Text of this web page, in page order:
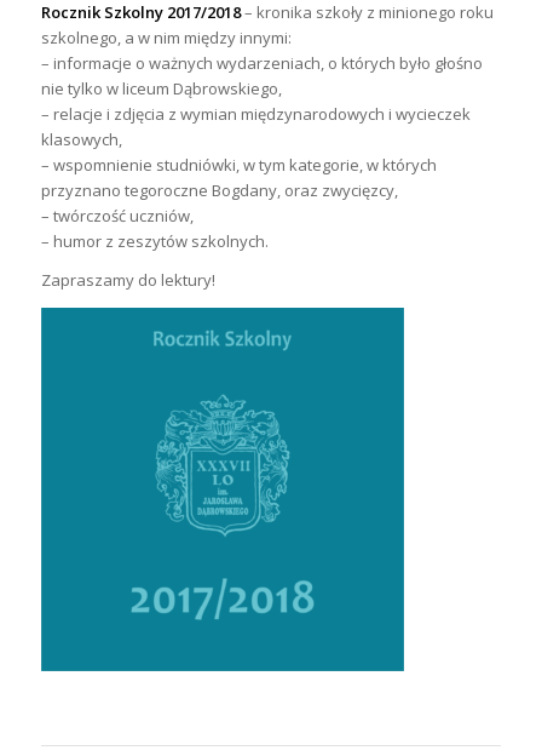
Rocznik Szkolny 2017/2018– kronika szkoły z minionego roku
szkolnego, a w nim między innymi:
– informacje o ważnych wydarzeniach, o których było głośno
nie tylko w liceum Dąbrowskiego,
– relacje i zdjęcia z wymian międzynarodowych i wycieczek
klasowych,
– wspomnienie studniówki, w tym kategorie, w których
przyznano tegoroczne Bogdany, oraz zwycięzcy,
– twórczość uczniów,
– humor z zeszytów szkolnych.
Zapraszamy do lektury!